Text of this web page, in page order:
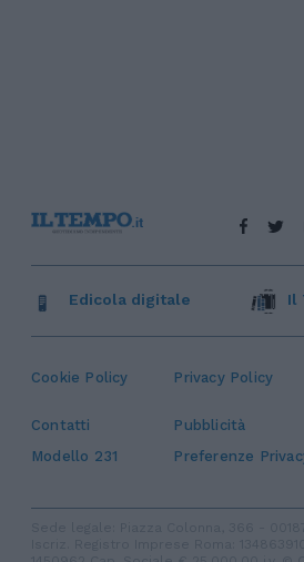
Cookie Policy Privacy Policy
Contatti Pubblicità
Modello 231
Preferenze
Edicola digitale Il